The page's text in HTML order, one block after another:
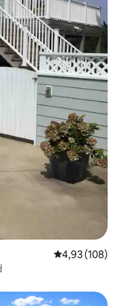
Évaluation
4,93 (108)